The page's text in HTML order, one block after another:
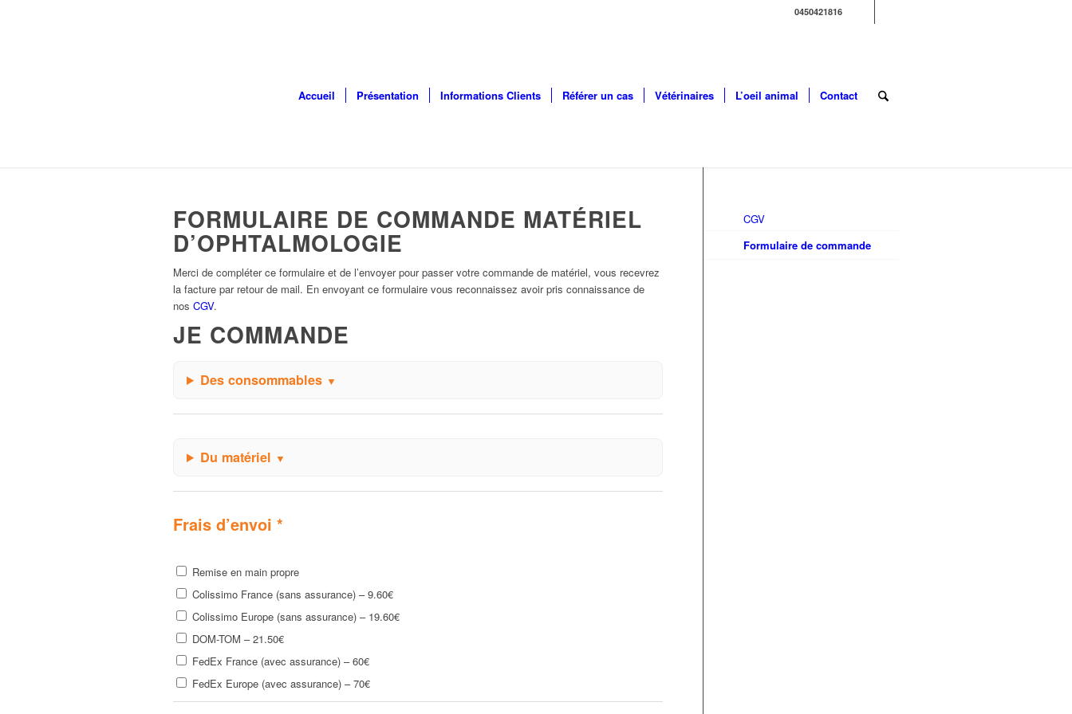
0450421816
Accueil Présentation Informations Clients Référer un cas Vétérinaires L’oeil animal Contact
FORMULAIRE DE COMMANDE MATÉRIEL
D’OPHTALMOLOGIE
Merci de compléter ce formulaire et de l’envoyer pour passer votre commande de matériel, vous recevrez
la facture par retour de mail. En envoyant ce formulaire vous reconnaissez avoir pris connaissance de
nos CGV.
JE COMMANDE
Des consommables
Du matériel
Frais d’envoi *
Remise en main propre
Colissimo France (sans assurance) – 9.60€
Colissimo Europe (sans assurance) – 19.60€
DOM-TOM – 21.50€
FedEx France (avec assurance) – 60€
FedEx Europe (avec assurance) – 70€
CGV
Formulaire de commande